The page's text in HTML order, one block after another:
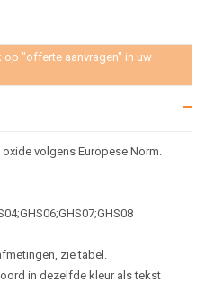
op "offerte aanvragen" in uw
volgens Europese Norm.
zie tabel.
in dezelfde kleur als tekst